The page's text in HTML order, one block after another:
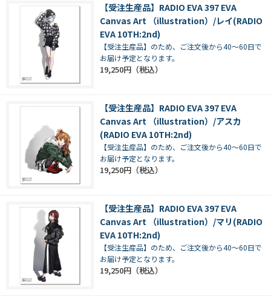
【受注生産品】RADIO EVA 397 EVA
Canvas Art （illustration）/レイ(RADIO
EVA 10TH:2nd)
【受注生産品】のため、ご注文後から40～60日で
お届け予定となります。
19,250円
【受注生産品】RADIO EVA 397 EVA
Canvas Art （illustration）/アスカ
(RADIO EVA 10TH:2nd)
【受注生産品】のため、ご注文後から40～60日で
お届け予定となります。
19,250円
【受注生産品】RADIO EVA 397 EVA
Canvas Art （illustration）/マリ(RADIO
EVA 10TH:2nd)
【受注生産品】のため、ご注文後から40～60日で
お届け予定となります。
19,250円